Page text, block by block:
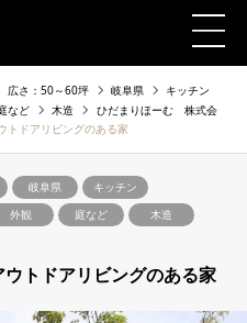
広さ：50～60坪 岐阜県
キッチン
など 木造
ひだまりほーむ 株式会
トドアリビングのある家
岐阜県
キッチン
外観 庭など
木造
トドアリビングのある家